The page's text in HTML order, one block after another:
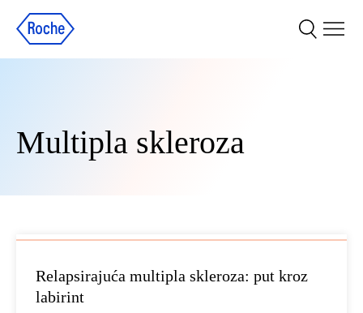
Multipla skleroza
Relapsirajuća multipla skleroza: put kroz
labirint